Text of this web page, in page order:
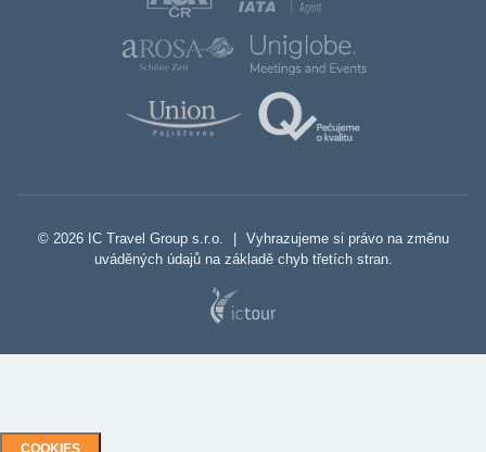
COOKIES
© 2026 IC Travel Group s.r.o.
Vyhrazujeme si právo na změnu
uváděných údajů na základě chyb třetích stran.